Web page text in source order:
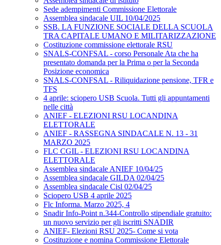
Sede adempimenti Commissione Elettorale
Assemblea sindacale UIL 10/04/2025
SSB. LA FUNZIONE SOCIALE DELLA SCUOLA
TRA CAPITALE UMANO E MILITARIZZAZIONE
Costituzione commissione elettorale RSU
SNALS-CONFSAL - corso Personale Ata che ha
presentato domanda per la Prima o per la Seconda
Posizione economica
SNALS-CONFSAL - Riliquidazione pensione, TFR e
TFS
4 aprile: sciopero USB Scuola. Tutti gli appuntamenti
nelle città
ANIEF - ELEZIONI RSU LOCANDINA
ELETTORALE
ANIEF - RASSEGNA SINDACALE N. 13 - 31
MARZO 2025
FLC CGIL - ELEZIONI RSU LOCANDINA
ELETTORALE
Assemblea sindacale ANIEF 10/04/25
Assemblea sindacale GILDA 02/04/25
Assemblea sindacale Cisl 02/04/25
Sciopero USB 4 aprile 2025
Flc Informa. Marzo 2025, 4
Snadir Info-Point n.344-Controllo stipendiale gratuito:
un nuovo servizio per gli iscritti SNADIR
ANIEF- Elezioni RSU 2025- Come si vota
Costituzione e nomina Commissione Elettorale